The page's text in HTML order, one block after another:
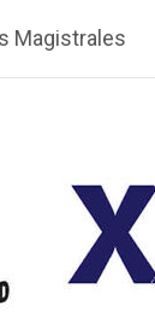
Magistrales